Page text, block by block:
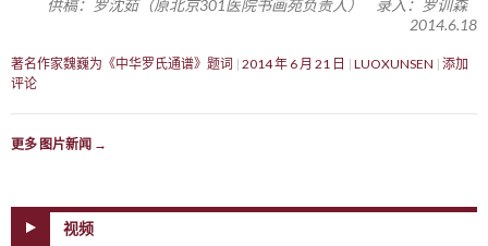
供稿：罗沈茹（原北京301医院书画苑负责人） 录入：罗训森
2014.6.18
著名作家魏巍为《中华罗氏通谱》题词 2014 年 6 月 21 日 LUOXUNSEN 添加
评论
更多 图片新闻 →
视频